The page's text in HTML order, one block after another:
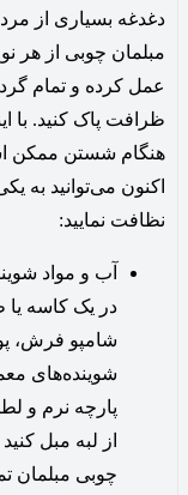
دغدغه بسیاری از
مبلمان چوبی از هر
عمل کرده و تمام
ظرافت پاک کنید. با
هنگام شستن ممکن
اکنون می‌توانید به
نظافت نمایید:
آب و مواد
در یک کاسه
شامپو فرش،
شوینده‌های
پارچه نرم و
از لبه مبل
چوبی مبلمان